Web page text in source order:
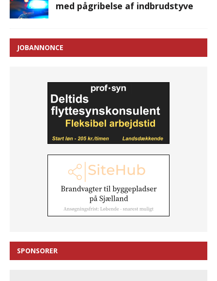
med pågribelse af indbrudstyve
JOBANNONCE
SPONSORER